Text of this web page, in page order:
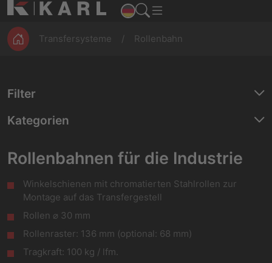
Montage
Magazine
ESD
Werkbänke
Transfersysteme
Rollenbahn
Filter
Kategorien
Rollenbahnen für die Industrie
Winkelschienen mit chromatierten Stahlrollen zur
Montage auf das Transfergestell
Rollen ⌀ 30 mm
Rollenraster: 136 mm (optional: 68 mm)
Tragkraft: 100 kg / lfm.